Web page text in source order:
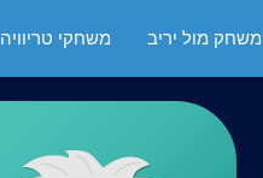
משחק מול יריב משחקי טריוויה